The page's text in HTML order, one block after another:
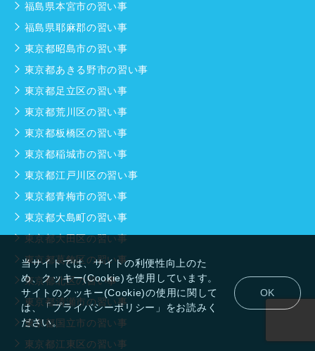
当サイトでは、サイトの利便性向上のた
め、クッキー(Cookie)を使用しています。
サイトのクッキー(Cookie)の使用に関して
は、「プライバシーポリシー」をお読みく
ださい。
OK
福島県本宮市の習い事
福島県耶麻郡の習い事
東京都昭島市の習い事
東京都あきる野市の習い事
東京都足立区の習い事
東京都荒川区の習い事
東京都板橋区の習い事
東京都稲城市の習い事
東京都江戸川区の習い事
東京都青梅市の習い事
東京都大島町の習い事
東京都大田区の習い事
東京都葛飾区の習い事
東京都北区の習い事
東京都清瀬市の習い事
東京都国立市の習い事
東京都江東区の習い事